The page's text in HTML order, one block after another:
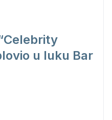
u luku Bar